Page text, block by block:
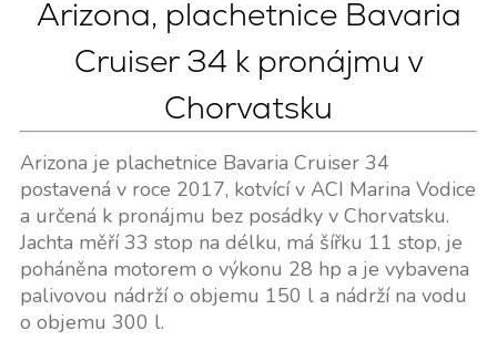
Arizona, plachetnice Bavaria
Cruiser 34 k pronájmu v
Chorvatsku
Arizona je plachetnice Bavaria Cruiser 34
postavená v roce 2017, kotvící v ACI Marina Vodice
a určená k pronájmu bez posádky v Chorvatsku.
Jachta měří 33 stop na délku, má šířku 11 stop, je
poháněna motorem o výkonu 28 hp a je vybavena
palivovou nádrží o objemu 150 l a nádrží na vodu
o objemu 300 l.